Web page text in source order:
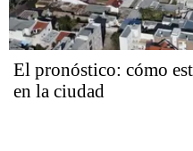
El pronóstico: cómo
en la ciudad